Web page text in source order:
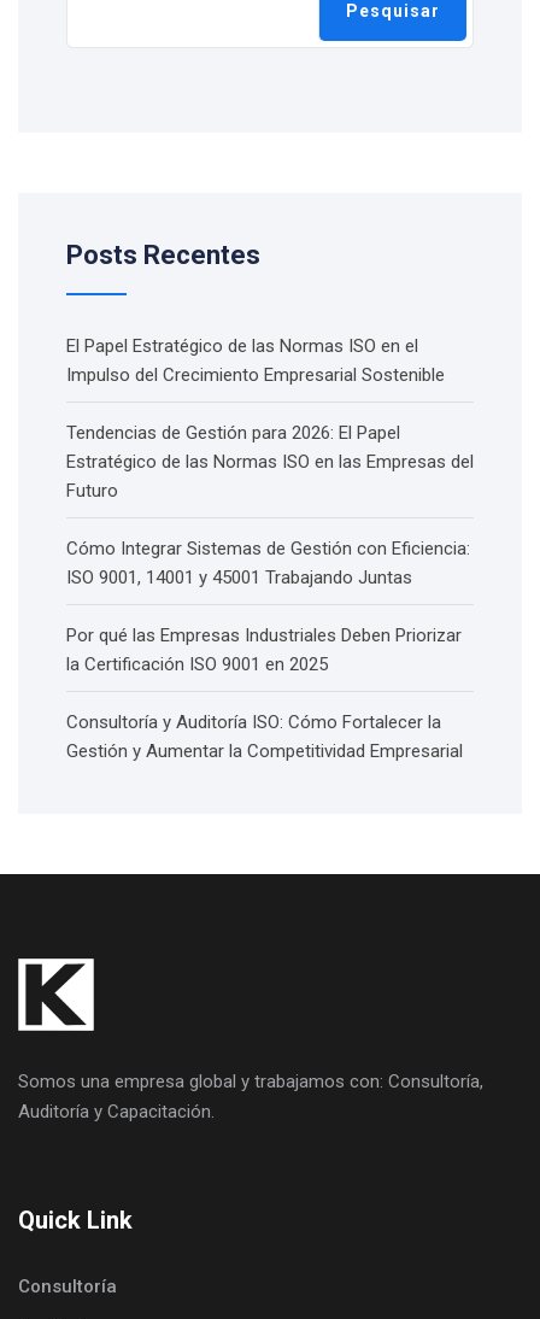
Pesquisar
Posts Recentes
El Papel Estratégico de las Normas ISO en el
Impulso del Crecimiento Empresarial Sostenible
Tendencias de Gestión para 2026: El Papel
Estratégico de las Normas ISO en las Empresas del
Futuro
Cómo Integrar Sistemas de Gestión con Eficiencia:
ISO 9001, 14001 y 45001 Trabajando Juntas
Por qué las Empresas Industriales Deben Priorizar
la Certificación ISO 9001 en 2025
Consultoría y Auditoría ISO: Cómo Fortalecer la
Gestión y Aumentar la Competitividad Empresarial
Somos una empresa global y trabajamos con: Consultoría,
Auditoría y Capacitación.
Quick Link
Consultoría